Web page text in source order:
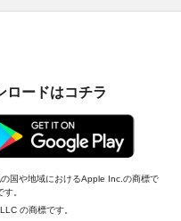
ロードはコチラ
国や地域におけるApple Inc.の商標で
。
の商標です。